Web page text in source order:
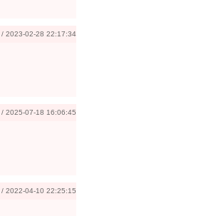
/ 2023-02-28 22:17:34
/ 2025-07-18 16:06:45
/ 2022-04-10 22:25:15